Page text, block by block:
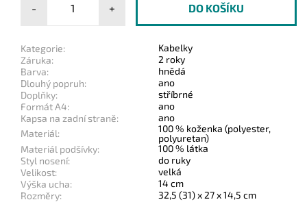
- +
Kategorie:
Kabelky
Záruka:
2 roky
Barva:
hnědá
Dlouhý popruh:
ano
Doplňky:
stříbrné
Formát A4:
ano
Kapsa na zadní straně:
ano
Materiál:
100 % koženka (polyester,
polyuretan)
Materiál podšívky:
100 % látka
Styl nosení:
do ruky
Velikost:
velká
Výška ucha:
14 cm
Rozměry:
32,5 (31) x 27 x 14,5 cm